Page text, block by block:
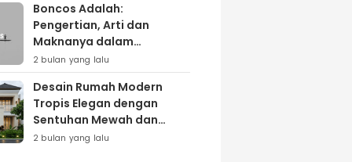
Boncos Adalah:
Pengertian, Arti dan
Maknanya dalam
Kehidupan Sehari-hari
2 bulan yang lalu
Desain Rumah Modern
Tropis Elegan dengan
Sentuhan Mewah dan
Natural
2 bulan yang lalu